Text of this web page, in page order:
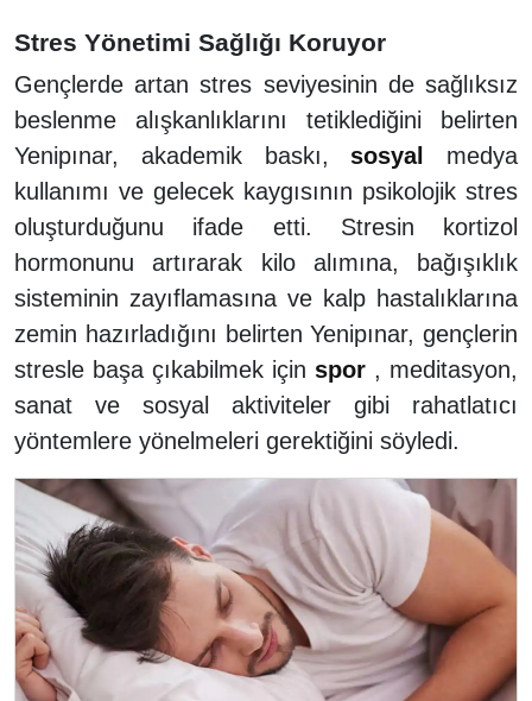
Stres Yönetimi Sağlığı Koruyor
Gençlerde artan stres seviyesinin de sağlıksız
beslenme alışkanlıklarını tetiklediğini belirten
Yenipınar, akademik baskı, sosyal
medya
kullanımı ve gelecek kaygısının psikolojik stres
oluşturduğunu ifade etti. Stresin kortizol
hormonunu artırarak kilo alımına, bağışıklık
sisteminin zayıflamasına ve kalp hastalıklarına
zemin hazırladığını belirten Yenipınar, gençlerin
stresle başa çıkabilmek için spor , meditasyon,
sanat ve sosyal aktiviteler gibi rahatlatıcı
yöntemlere yönelmeleri gerektiğini söyledi.